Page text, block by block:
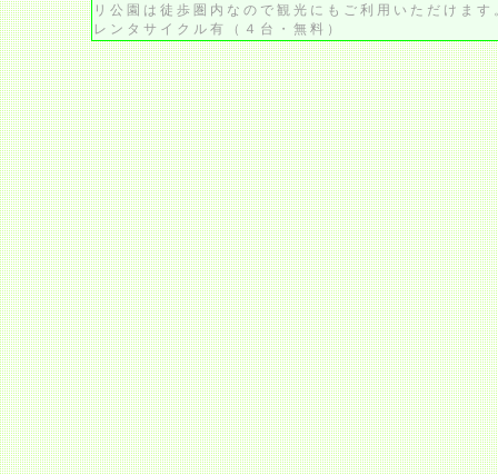
リ公園は徒歩圏内なので観光にもご利用いただけま
レンタサイクル有（４台・無料）